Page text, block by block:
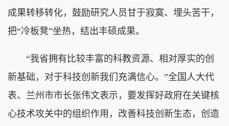
成果转移转化，鼓励研究人员甘于寂寞、埋头苦干，
把“冷板凳”坐热，结出丰硕成果。
“我省拥有比较丰富的科教资源、相对厚实的创
新基础，对于科技创新我们充满信心。”全国人大代
表、兰州市市长张伟文表示，要发挥好政府在关键核
心技术攻关中的组织作用，改善科技创新生态，创造